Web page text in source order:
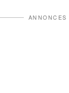
ANNONCES